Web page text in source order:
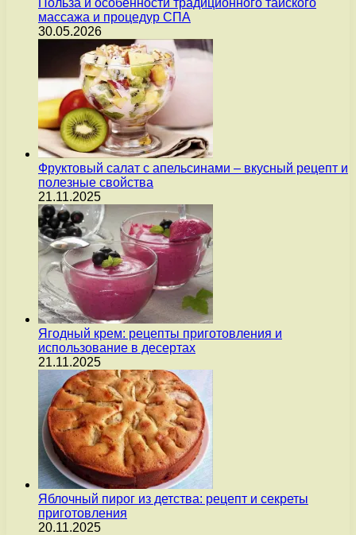
Польза и особенности традиционного тайского
массажа и процедур СПА
30.05.2026
Фруктовый салат с апельсинами – вкусный рецепт и
полезные свойства
21.11.2025
Ягодный крем: рецепты приготовления и
использование в десертах
21.11.2025
Яблочный пирог из детства: рецепт и секреты
приготовления
20.11.2025